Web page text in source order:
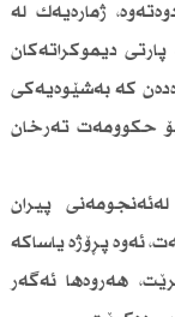
ژمارەیەك لە
دیموكراتەكان
كە بەشێوەیەكی
بۆ حكوومەت تەرخان
پیران
ئەوە پڕۆژە یاساكە
هەروەها ئەگەر